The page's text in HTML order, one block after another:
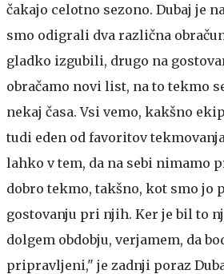
čakajo celotno sezono. Dubaj je
smo odigrali dva različna
gladko izgubili, drugo na
obračamo novi list, na to tekmo
nekaj časa. Vsi vemo, kakšno
tudi eden od favoritov
lahko v tem, da na sebi nimamo
dobro tekmo, takšno, kot smo jo
gostovanju pri njih. Ker je bil to
dolgem obdobju, verjamem, da
pripravljeni," je zadnji poraz